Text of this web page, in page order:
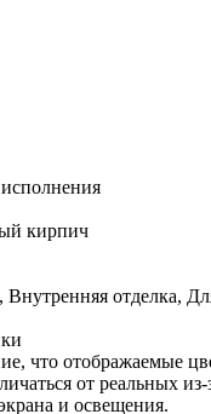
кирпич
Внутренняя отделка,
что отображаемые
от реальных
и освещения.